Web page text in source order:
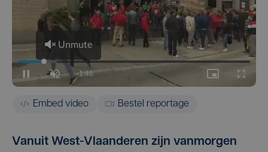
Embed video Bestel reportage
Vanuit West-Vlaanderen zijn vanmorgen